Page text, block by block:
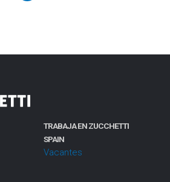
TRABAJA EN ZUCCHETTI
SPAIN
Vacantes